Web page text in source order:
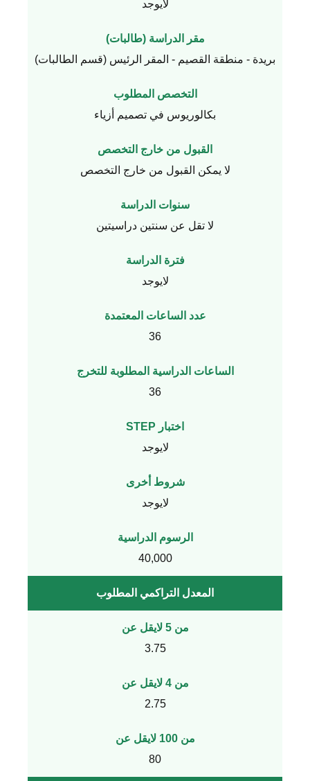
لايوجد
مقر الدراسة (طالبات)
بريدة - منطقة القصيم - المقر الرئيس (قسم الطالبات)
التخصص المطلوب
بكالوريوس في تصميم أزياء
القبول من خارج التخصص
لا يمكن القبول من خارج التخصص
سنوات الدراسة
لا تقل عن سنتين دراسيتين
فترة الدراسة
لايوجد
عدد الساعات المعتمدة
36
الساعات الدراسية المطلوبة للتخرج
36
اختبار STEP
لايوجد
شروط أخرى
لايوجد
الرسوم الدراسية
40,000
المعدل التراكمي المطلوب
من 5 لايقل عن
3.75
من 4 لايقل عن
2.75
من 100 لايقل عن
80